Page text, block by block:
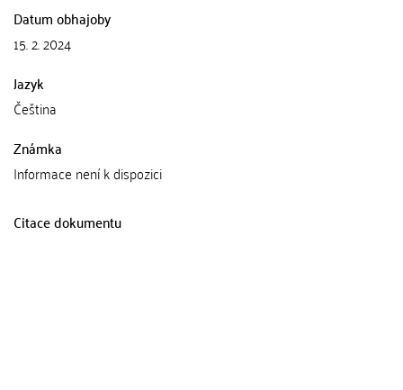
Datum obhajoby
15. 2. 2024
Jazyk
Čeština
Známka
Informace není k dispozici
Citace dokumentu